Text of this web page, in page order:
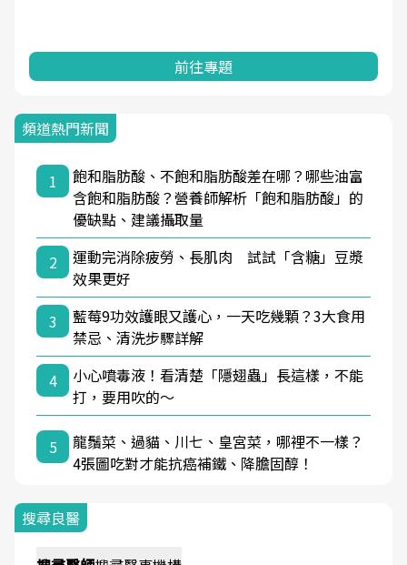
前往專題
頻道熱門新聞
1
飽和脂肪酸、不飽和脂肪酸差在哪？哪些油富
含飽和脂肪酸？營養師解析「飽和脂肪酸」的
優缺點、建議攝取量
2
運動完消除疲勞、長肌肉 試試「含糖」豆漿
效果更好
3
藍莓9功效護眼又護心，一天吃幾顆？3大食用
禁忌、清洗步驟詳解
4
小心噴毒液！看清楚「隱翅蟲」長這樣，不能
打，要用吹的～
5
龍鬚菜、過貓、川七、皇宮菜，哪裡不一樣？
4張圖吃對才能抗癌補鐵、降膽固醇！
搜尋良醫